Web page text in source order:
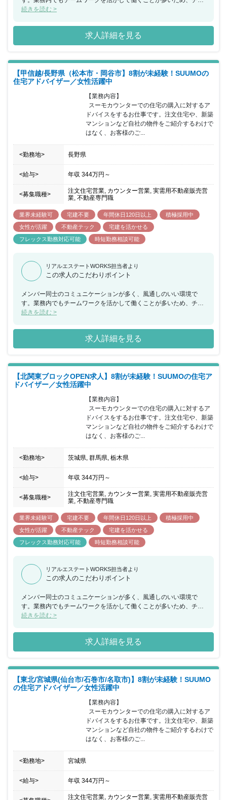
ムで何かを成し遂げたいと考えている方におススメの求人です。ま
制度など女性のライフイベントにも沿った制度が整っております。
続きを読む >
求人詳細を見る
【甲信越/長野県（松本市・岡谷市】8割が未経験！SUUMOの
住宅アドバイザー／女性活躍中
【業務内容】
ドバイスをするお仕事です。注文住宅や、新築
マンションなど自社の物件をご紹介するわけで
はなく、お客様のご...
<勤務地> 長野県
<給与> 年収 344万円 ～
<募集職種>
注文住宅営業, カウンター営業, 実需用不動産販売営
業, 不動産専門職
業界未経験可 宅建不要 年間休日120日以上
積極採用中
女性が活躍
不動産テック
宅建を活かせる
フレックス勤務対応可能
時短勤務相談可能
リアルエステートWORKS担当者より
この求人のこだわりポイント
メンバー同士のコミュニケーションが多く、風通しのいい環境で
す。業務内でもチームワークを活かして働くことが多いため、チー
ムで何かを成し遂げたいと考えている方におススメの求人です。ま
制度など女性のライフイベントにも沿った制度が整っております。
続きを読む >
求人詳細を見る
【北関東ブロックOPEN求人】8割が未経験！SUUMOの住宅ア
ドバイザー／女性活躍中
【業務内容】
ドバイスをするお仕事です。注文住宅や、新築
マンションなど自社の物件をご紹介するわけで
はなく、お客様のご...
<勤務地> 茨城県, 群馬県, 栃木県
<給与> 年収 344万円 ～
<募集職種>
注文住宅営業, カウンター営業, 実需用不動産販売営
業, 不動産専門職
業界未経験可 宅建不要 年間休日120日以上
積極採用中
女性が活躍
不動産テック
宅建を活かせる
フレックス勤務対応可能
時短勤務相談可能
リアルエステートWORKS担当者より
この求人のこだわりポイント
メンバー同士のコミュニケーションが多く、風通しのいい環境で
す。業務内でもチームワークを活かして働くことが多いため、チー
ムで何かを成し遂げたいと考えている方におススメの求人です。ま
制度など女性のライフイベントにも沿った制度が整っております。
続きを読む >
求人詳細を見る
【東北/宮城県(仙台市/石巻市/名取市)】8割が未経験！SUUMO
の住宅アドバイザー／女性活躍中
【業務内容】
ドバイスをするお仕事です。注文住宅や、新築
マンションなど自社の物件をご紹介するわけで
はなく、お客様のご...
<勤務地> 宮城県
<給与> 年収 344万円 ～
注文住宅営業, カウンター営業, 実需用不動産販売営